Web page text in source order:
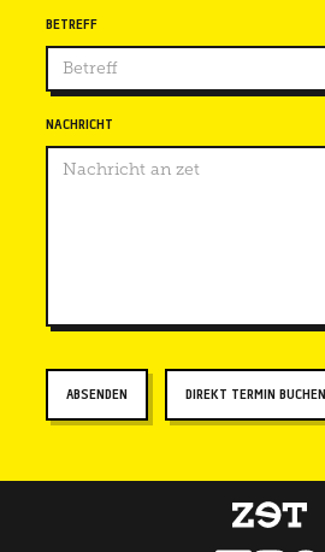
BETREFF
NACHRICHT
DIREKT TERMIN BUCHEN